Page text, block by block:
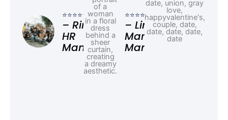
⭐⭐⭐⭐⭐
– Rina,
HR
Manager
⭐⭐⭐⭐⭐
– Linda,
Marketing
Manager